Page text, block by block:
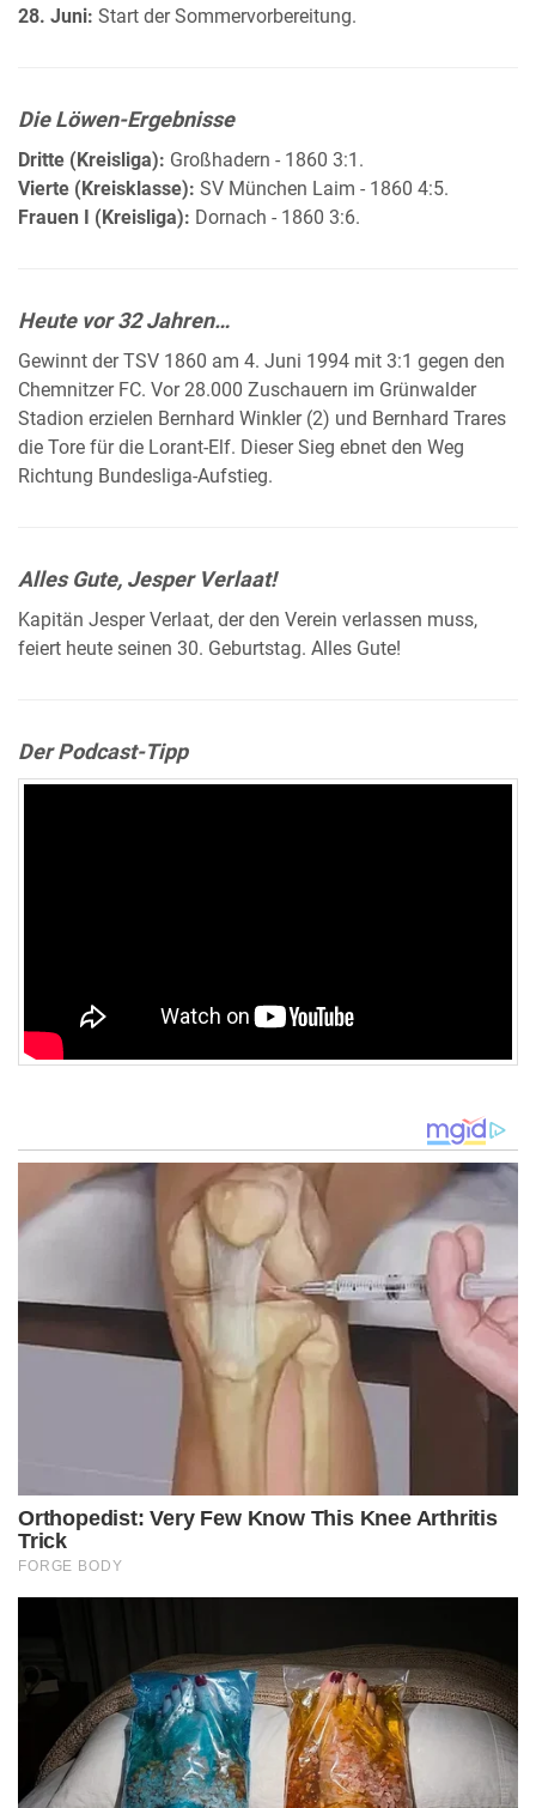
28. Juni: Start der Sommervorbereitung.
Die Löwen-Ergebnisse
Dritte (Kreisliga): Großhadern - 1860 3:1.
Vierte (Kreisklasse): SV München Laim - 1860 4:5.
Frauen I (Kreisliga): Dornach - 1860 3:6.
Heute vor 32 Jahren…
Gewinnt der TSV 1860 am 4. Juni 1994 mit 3:1 gegen den
Chemnitzer FC. Vor 28.000 Zuschauern im Grünwalder
Stadion erzielen Bernhard Winkler (2) und Bernhard Trares
die Tore für die Lorant-Elf. Dieser Sieg ebnet den Weg
Richtung Bundesliga-Aufstieg.
Alles Gute, Jesper Verlaat!
Kapitän Jesper Verlaat, der den Verein verlassen muss,
feiert heute seinen 30. Geburtstag. Alles Gute!
Der Podcast-Tipp